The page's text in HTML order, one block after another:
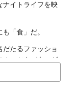
ナイトライフを映
「食」だ。
たるファッショ
ルーツやバターが
シュなどを登場